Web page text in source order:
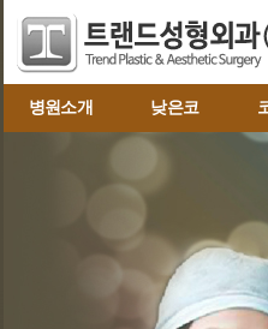
병원소개 낮은코